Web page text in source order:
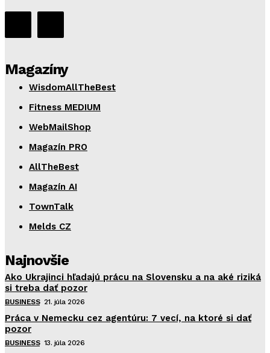
Magazíny
WisdomAllTheBest
Fitness MEDIUM
WebMailShop
Magazín PRO
AllTheBest
Magazín AI
TownTalk
Melds CZ
Najnovšie
Ako Ukrajinci hľadajú prácu na Slovensku a na aké riziká
si treba dať pozor
BUSINESS 21. júla 2026
Práca v Nemecku cez agentúru: 7 vecí, na ktoré si dať
pozor
BUSINESS 13. júla 2026